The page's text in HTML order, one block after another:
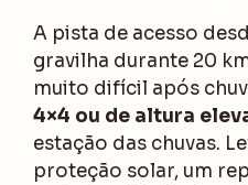
A pista de acesso
gravilha durante 20
muito difícil após
4×4 ou de altura
estação das chuvas.
proteção solar, um